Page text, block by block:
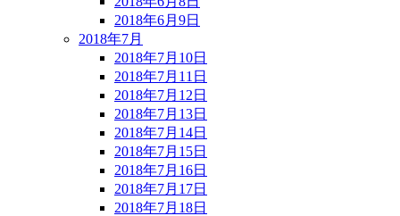
2018年6月9日
2018年7月
2018年7月10日
2018年7月11日
2018年7月12日
2018年7月13日
2018年7月14日
2018年7月15日
2018年7月16日
2018年7月17日
2018年7月18日